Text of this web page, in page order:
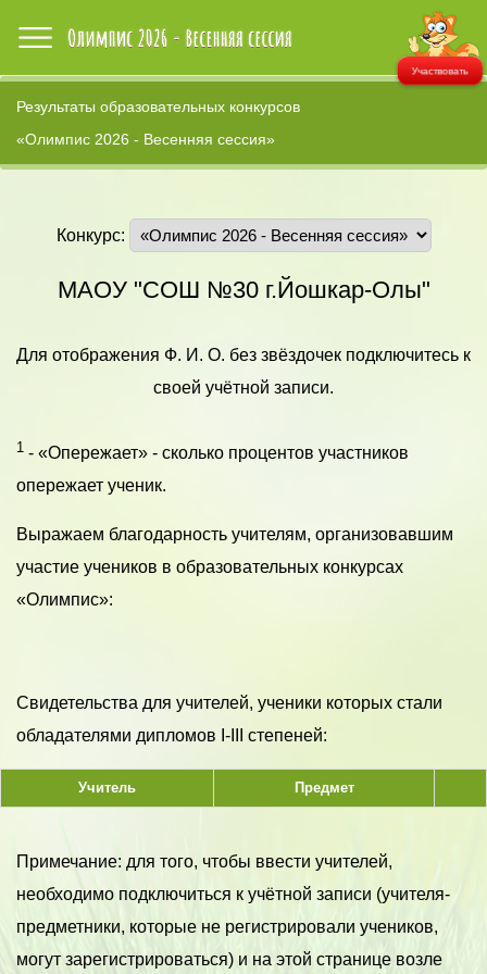
Участвовать
Результаты образовательных конкурсов
«Олимпис 2026 - Весенняя сессия»
Конкурс:
МАОУ "СОШ №30 г.Йошкар-Олы"
Для отображения Ф. И. О. без звёздочек подключитесь к
своей учётной записи.
1 - «Опережает» - сколько процентов участников
опережает ученик.
Выражаем благодарность учителям, организовавшим
участие учеников в образовательных конкурсах
«Олимпис»:
Свидетельства для учителей, ученики которых стали
обладателями дипломов I-III степеней:
Учитель Предмет
Примечание: для того, чтобы ввести учителей,
необходимо подключиться к учётной записи (учителя-
предметники, которые не регистрировали учеников,
могут зарегистрироваться) и на этой странице возле